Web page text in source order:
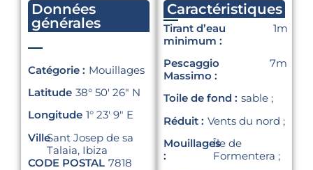
Données
générales
Catégorie : Mouillages
Latitude 38° 50′ 26″ N
Longitude
1° 23′ 9″ E
VilleSant Josep de sa
Talaia, Ibiza
CODE POSTAL 7818
Caractéristiques
Tirant d’eau
minimum :
1m
Pescaggio
Massimo :
7m
Toile de fond : sable ;
Réduit : Vents du nord ;
Mouillages
:
Île de
Formentera ;